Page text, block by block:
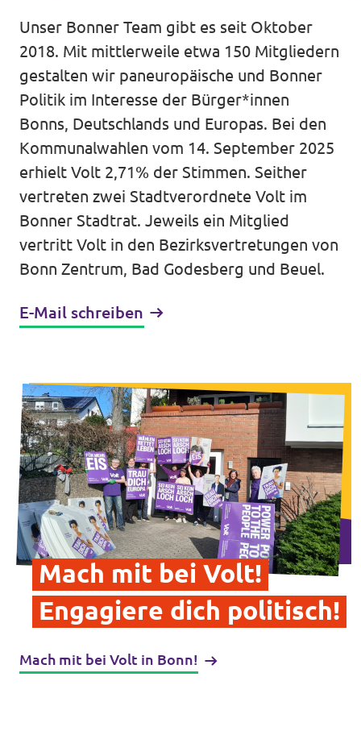
Unsere Events
Kontakt zu Volt Bonn
Deine Spende für Volt
Werde Mitglied von Volt
Intranet von Volt Bonn
Impressum
Datenschutz
Unser Bonner Team gibt es seit Oktober
2018. Mit mittlerweile etwa 150 Mitgliedern
gestalten wir paneuropäische und Bonner
Politik im Interesse der Bürger*innen
Bonns, Deutschlands und Europas. Bei den
Kommunalwahlen vom 14. September 2025
erhielt Volt 2,71% der Stimmen. Seither
vertreten zwei Stadtverordnete Volt im
Bonner Stadtrat. Jeweils ein Mitglied
vertritt Volt in den Bezirksvertretungen von
Bonn Zentrum, Bad Godesberg und Beuel.
E-Mail schreiben
Mach mit bei Volt!
Engagiere dich politisch!
Mach mit bei Volt in Bonn!